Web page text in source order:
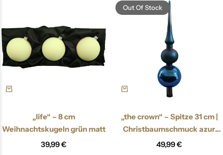
„life“ – 8 cm
Weihnachtskugeln grün matt
39,99€
Out Of Stock
„the crown“ – Spitze 31 cm |
Christbaumschmuck azur
blau
49,99€